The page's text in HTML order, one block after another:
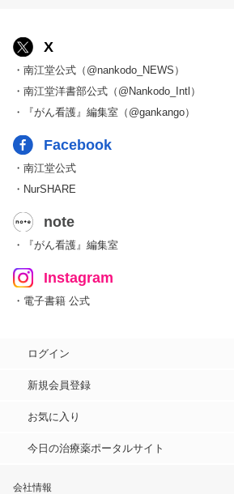
X
・南江堂公式（@nankodo_NEWS）
・南江堂洋書部公式（@Nankodo_Intl）
・『がん看護』編集室（@gankango）
Facebook
・南江堂公式
・NurSHARE
note
・『がん看護』編集室
Instagram
・電子書籍 公式
ログイン
新規会員登録
お気に入り
今日の治療薬ポータルサイト
会社情報